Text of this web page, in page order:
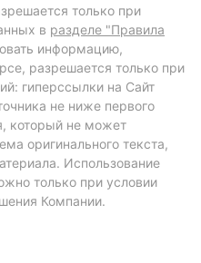
только при
в разделе "Правила
информацию,
разрешается только при
гиперссылки на Сайт
не ниже первого
который не может
оригинального текста,
Использование
только при условии
Компании.